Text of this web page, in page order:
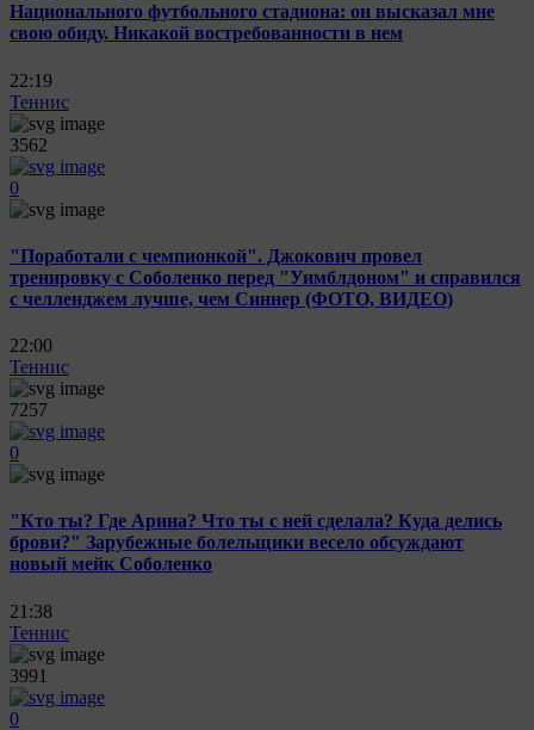
Национального футбольного стадиона: он высказал мне
свою обиду. Никакой востребованности в нем
22:19
Теннис
3562
0
"Поработали с чемпионкой". Джокович провел
тренировку с Соболенко перед "Уимблдоном" и справился
с челленджем лучше, чем Синнер (ФОТО, ВИДЕО)
22:00
Теннис
7257
0
"Кто ты? Где Арина? Что ты с ней сделала? Куда делись
брови?" Зарубежные болельщики весело обсуждают
новый мейк Соболенко
21:38
Теннис
3991
0